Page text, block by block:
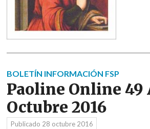
BOLETÍN INFORMACIÓN FSP
Paoline Online 49
Octubre 2016
Publicado 28 octubre 2016